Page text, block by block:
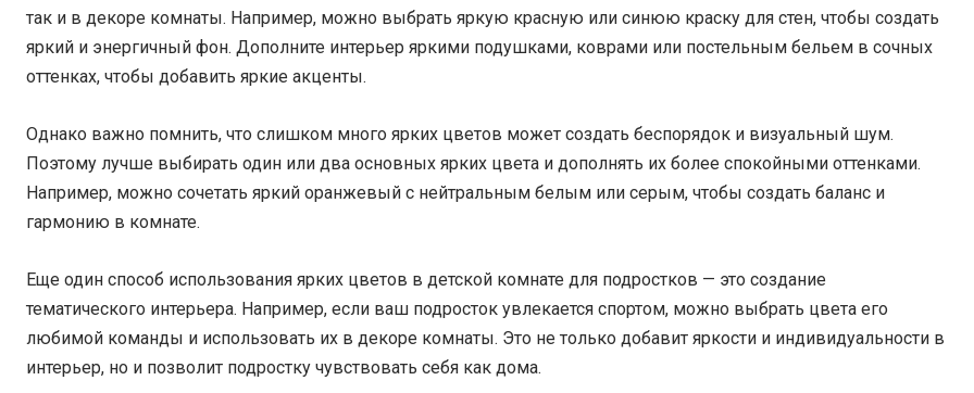
так и в декоре комнаты. Например, можно выбрать яркую красную или синюю краску для стен, чтобы создать
яркий и энергичный фон. Дополните интерьер яркими подушками, коврами или постельным бельем в сочных
оттенках, чтобы добавить яркие акценты.
Однако важно помнить, что слишком много ярких цветов может создать беспорядок и визуальный шум.
Поэтому лучше выбирать один или два основных ярких цвета и дополнять их более спокойными оттенками.
Например, можно сочетать яркий оранжевый с нейтральным белым или серым, чтобы создать баланс и
гармонию в комнате.
Еще один способ использования ярких цветов в детской комнате для подростков — это создание
тематического интерьера. Например, если ваш подросток увлекается спортом, можно выбрать цвета его
любимой команды и использовать их в декоре комнаты. Это не только добавит яркости и индивидуальности в
интерьер, но и позволит подростку чувствовать себя как дома.